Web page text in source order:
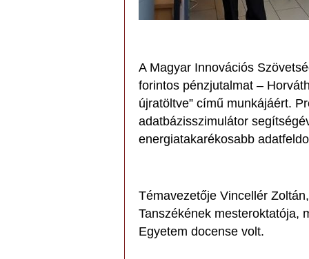
A Magyar Innovációs
forintos pénzjutalmat –
újratöltve” című munkájáért.
adatbázisszimulátor
energiatakarékosabb
Témavezetője Vincellér
Tanszékének mesteroktatója,
Egyetem docense volt.